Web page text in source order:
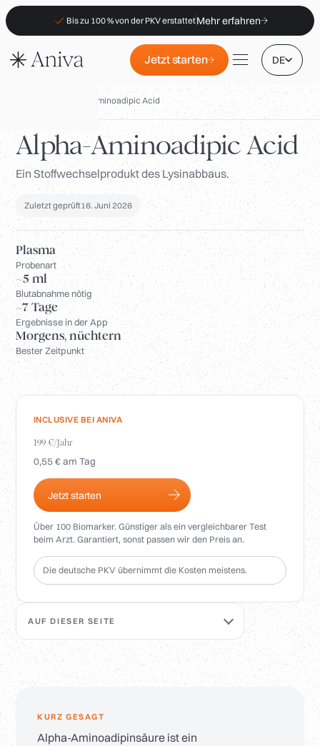
Bis zu 100 % von der PKV erstattetMehr erfahren
Jetzt starten DE
Standorte
Mitgliedschaft
B2B
FAQs
PKV-Erstattung
Für Apotheken
Anmelden
Alpha-Aminoadipic Acid
Alpha-Aminoadipic Acid
Ein Stoffwechselprodukt des Lysinabbaus.
Zuletzt geprüft16. Juni 2026
Plasma
Probenart
~5 ml
Blutabnahme nötig
~7 Tage
Ergebnisse in der App
Morgens, nüchtern
Bester Zeitpunkt
INCLUSIVE BEI ANIVA
199 €/Jahr
0,55 € am Tag
Jetzt starten
Über 100 Biomarker. Günstiger als ein vergleichbarer Test
beim Arzt. Garantiert, sonst passen wir den Preis an.
Die deutsche PKV übernimmt die Kosten meistens.
AUF DIESER SEITE
KURZ GESAGT
Alpha-Aminoadipinsäure ist ein